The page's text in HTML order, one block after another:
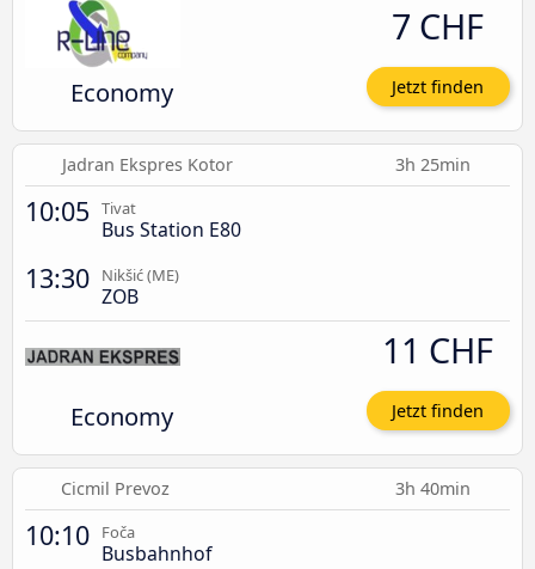
Economy
7 CHF
Jetzt finden
Jadran Ekspres Kotor 3h 25min
10:05 Tivat
Bus Station E80
13:30 Nikšić (ME)
ZOB
Economy
11 CHF
Jetzt finden
Cicmil Prevoz 3h 40min
10:10 Foča
Busbahnhof